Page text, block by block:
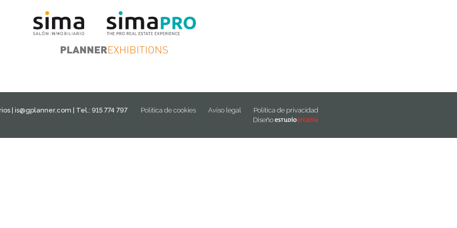
| is@gplanner.com | Tel.: 915 774 797 Política de cookies Aviso legal
Política de privacidad
Diseño